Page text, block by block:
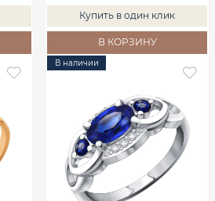
Купить в один клик
В КОРЗИНУ
В наличии